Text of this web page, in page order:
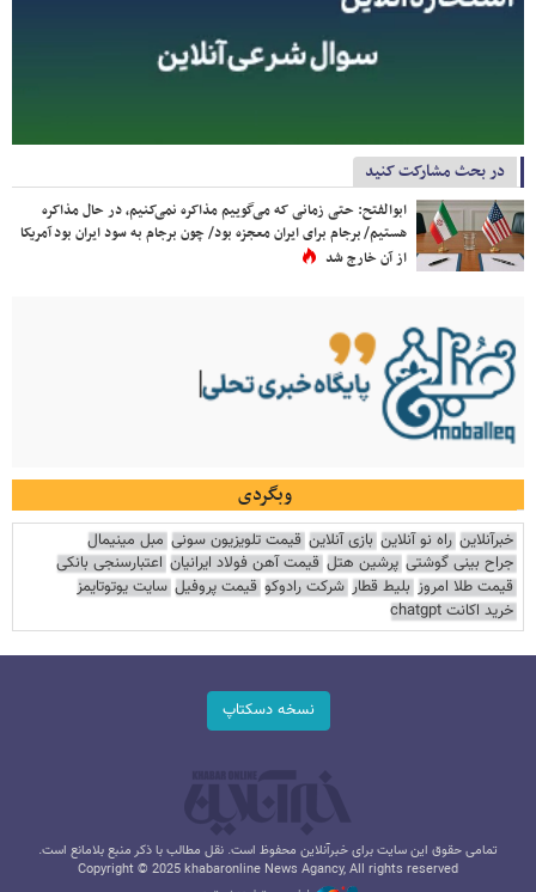
در بحث مشارکت کنید
ابوالفتح: حتی زمانی که می‌گوییم مذاکره نمی‌کنیم، در حال مذاکره
هستیم/ برجام برای ایران معجزه بود/ چون برجام به سود ایران بود آمریکا
از آن خارج شد
وبگردی
خبرآنلاین راه نو آنلاین بازی آنلاین قیمت تلویزیون سونی مبل مینیمال
جراح بینی گوشتی پرشین هتل قیمت آهن فولاد ایرانیان اعتبارسنجی بانکی
قیمت طلا امروز بلیط قطار شرکت رادوکو قیمت پروفیل سایت یوتوتایمز
خرید اکانت chatgpt
نسخه دسکتاپ
تمامی حقوق این سایت برای خبرآنلاین محفوظ است. نقل مطالب با ذکر منبع بلامانع است.
Copyright © 2025 khabaronline News Agancy, All rights reserved